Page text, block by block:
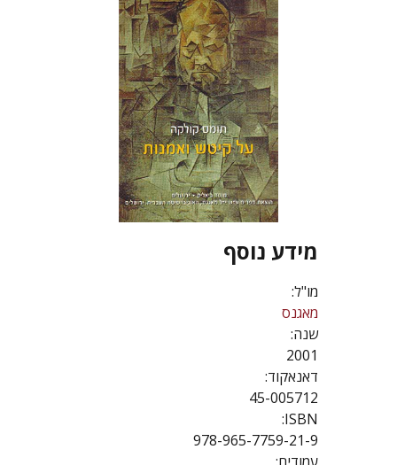
מידע נוסף
מו"ל:
מאגנס
שנה:
2001
דאנאקוד:
45-005712
ISBN:
978-965-7759-21-9